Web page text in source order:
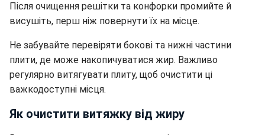
Після очищення решітки та конфорки промийте й
висушіть, перш ніж повернути їх на місце.
Не забувайте перевіряти бокові та нижні частини
плити, де може накопичуватися жир. Важливо
регулярно витягувати плиту, щоб очистити ці
важкодоступні місця.
Як очистити витяжку від жиру